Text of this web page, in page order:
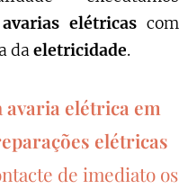
elétricas com
daeletricidade.
avaria elétrica em
elétricas
de imediato os